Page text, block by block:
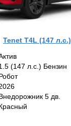
Tenet T4L (147 л.с.)
(147 л.с.) Бензин
5 дв.